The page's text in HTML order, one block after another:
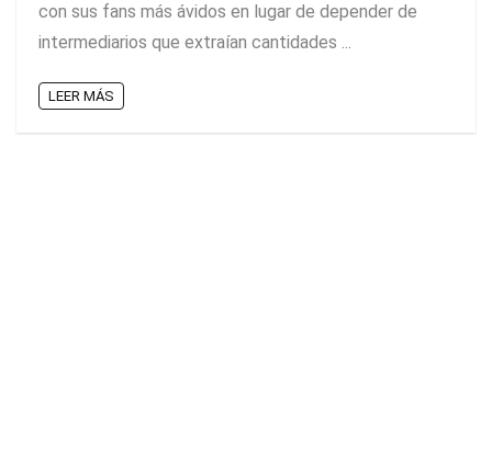
con sus fans más ávidos en lugar de depender de
intermediarios que extraían cantidades ...
LEER MÁS